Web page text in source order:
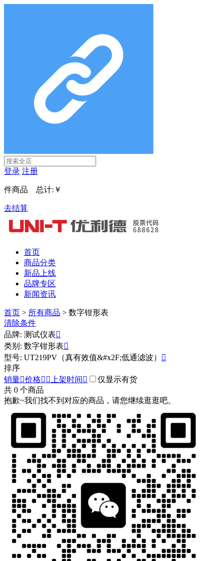
登录 注册
件商品 总计: ￥
去结算
首页
商品分类
新品上线
品牌专区
新闻资讯
首页 > 所有商品 > 数字钳形表
清除条件
品牌: 测试仪表
类别: 数字钳形表
型号: UT219PV（真有效值&#x2F;低通滤波）

排序
销量价格  上架时间 
仅显示有货
共 0 个商品
抱歉~我们找不到对应的商品，请您继续逛逛吧。